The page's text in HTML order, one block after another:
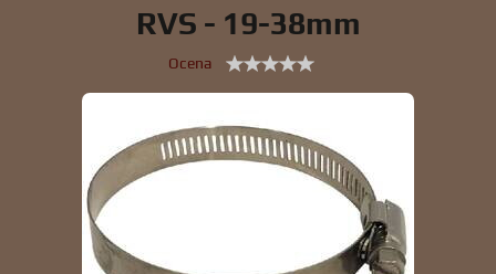
RVS - 19-38mm
Ocena